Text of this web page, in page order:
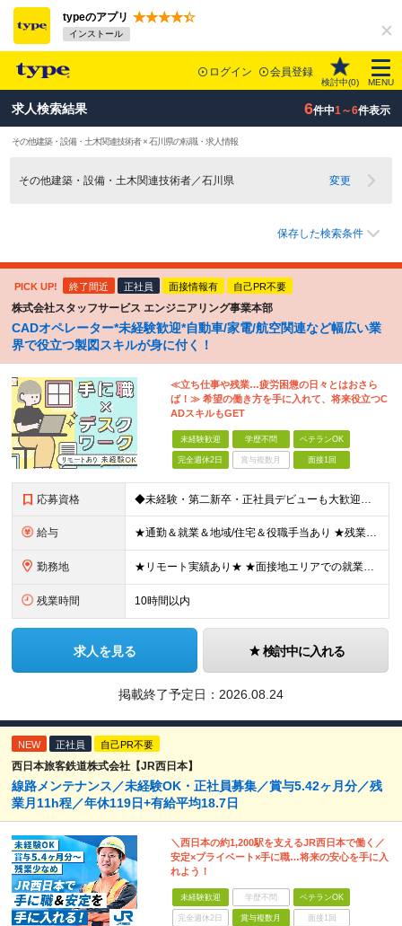
typeのアプリ
インストール
ログイン 会員登録
検討中(0) MENU
求人検索結果 6件中1～6件表示
その他建築・設備・土木関連技術者 × 石川県の転職・求人情報
その他建築・設備・土木関連技術者／石川県 変更
保存した検索条件
PICK UP! 終了間近 正社員 面接情報有 自己PR不要
株式会社スタッフサービス エンジニアリング事業本部
CADオペレーター*未経験歓迎*自動車/家電/航空関連など幅広い業
界で役立つ製図スキルが身に付く！
≪立ち仕事や残業…疲労困憊の日々とはおさら
ば！≫ 希望の働き方を手に入れて、将来役立つC
ADスキルもGET
未経験歓迎 学歴不問 ベテランOK
完全週休2日 賞与複数月 面接1回
応募資格 ◆未経験・第二新卒・正社員デビューも大歓迎／経験・知識ゼロでOK！ ◆学歴不問 ★人物重視 ★入社前の経験・スキルはゼロでOK CADの基本的な知識・操作経験がある方は歓迎します。 地方在住の方も
給与 ★通勤＆就業＆地域/住宅＆役職手当あり ★残業代は全額支給 ★選べる給与制度あり！ ■東京・神奈川・千葉・埼玉勤務の場合 月給24.5万円～55万円＋諸手当 （残業代は全額支給） (20,000円の
勤務地 ★リモート実績あり★ ★面接地エリアでの就業率92％以上！ 『地元で働きたい』という希望に、業界トップクラス約7,000件の取引事業所数、90,000件以上のプロジェクトから検討をいたします。 全
残業時間 10時間以内
求人を見る 検討中に入れる
掲載終了予定日： 2026.08.24
NEW 正社員 自己PR不要
西日本旅客鉄道株式会社【JR西日本】
線路メンテナンス／未経験OK・正社員募集／賞与5.42ヶ月分／残
業月11h程／年休119日+有給平均18.7日
＼西日本の約1,200駅を支えるJR西日本で働く／
安定×プライベート×手に職…将来の安心を手に入
れよう！
未経験歓迎 学歴不問 ベテランOK
完全週休2日 賞与複数月 面接1回